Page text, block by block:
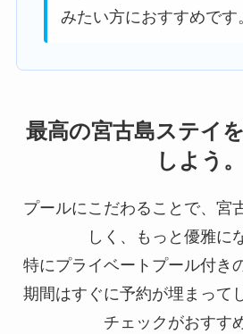
みたい方におすすめです。
最高の宮古島ステイ
しよう。
プールにこだわることで、宮
しく、もっと優雅に
特にプライベートプール付き
期間はすぐに予約が埋まって
チェックがおすす